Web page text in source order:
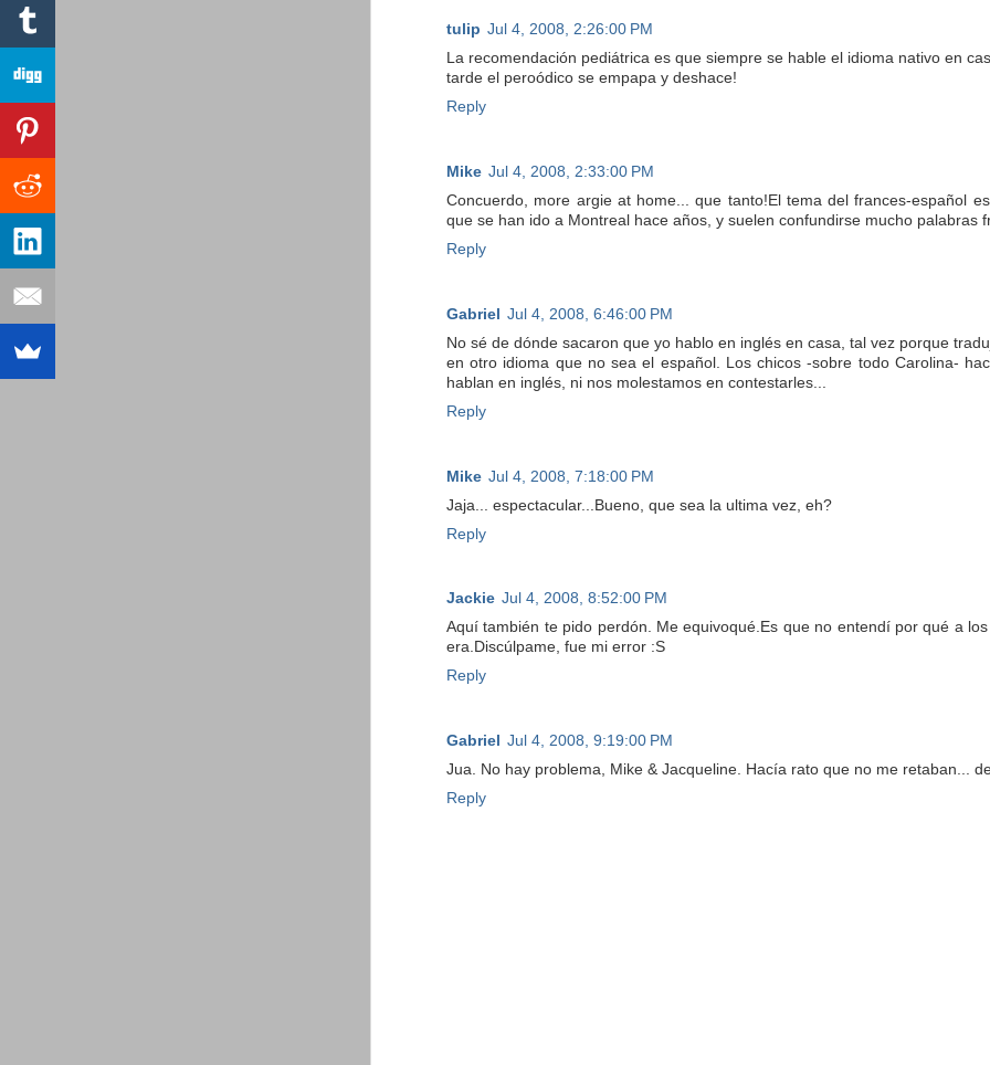
tulip Jul 4, 2008, 2:26:00 PM
La recomendación pediátrica es que siempre se hable el idioma nativo en
tarde el peroódico se empapa y deshace!
Reply
Mike Jul 4, 2008, 2:33:00 PM
Concuerdo, more argie at home... que tanto!El tema del frances-español
que se han ido a Montreal hace años, y suelen confundirse mucho palabras
Reply
Gabriel Jul 4, 2008, 6:46:00 PM
No sé de dónde sacaron que yo hablo en inglés en casa, tal vez porque
en otro idioma que no sea el español. Los chicos -sobre todo Carolina-
hablan en inglés, ni nos molestamos en contestarles...
Reply
Mike Jul 4, 2008, 7:18:00 PM
Jaja... espectacular...Bueno, que sea la ultima vez, eh?
Reply
Jackie Jul 4, 2008, 8:52:00 PM
Aquí también te pido perdón. Me equivoqué.Es que no entendí por qué a
era.Discúlpame, fue mi error :S
Reply
Gabriel
Jul 4, 2008, 9:19:00 PM
Jua. No hay problema, Mike & Jacqueline. Hacía rato que no me retaban...
Reply